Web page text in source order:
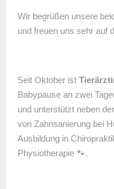
Wir begrüßen unsere
und freuen uns sehr auf
Seit Oktober ist
Babypause an zwei
und unterstützt neben
von Zahnsanierung bei
Ausbildung in
Physiotherapie 🐾.